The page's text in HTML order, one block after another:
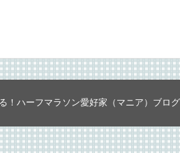
！ハーフマラソン愛好家（マニア）ブロ